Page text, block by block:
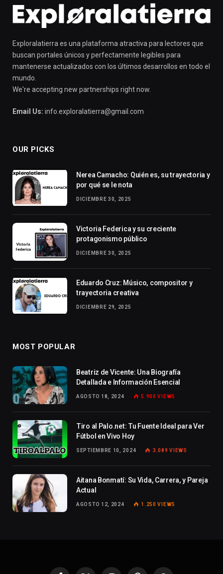
Exploralatierra es una plataforma atractiva para lectores que
buscan portales únicos y perfectamente legibles para
mantenerse actualizados con los últimos desarrollos en todo el
mundo.
We're accepting new partnerships right now.
Email Us: info.exploralatierra@gmail.com
OUR PICKS
Nerea Camacho: Quién es, su trayectoria y
por qué se le nota
DICIEMBRE 30, 2025
Victoria Federica y su creciente
protagonismo público
DICIEMBRE 30, 2025
Eduardo Cruz: Músico, compositor y
trayectoria creativa
DICIEMBRE 29, 2025
MOST POPULAR
Beatriz de Vicente: Una Biografía
Detallada e Información Esencial
AGOSTO 18, 2024 5.900VIEWS
Tiro al Palo.net: Tu Fuente Ideal para Ver
Fútbol en Vivo Hoy
SEPTIEMBRE 10, 2024 3.089VIEWS
Aitana Bonmatí: Su Vida, Carrera, y Pareja
Actual
AGOSTO 12, 2024 1.250VIEWS